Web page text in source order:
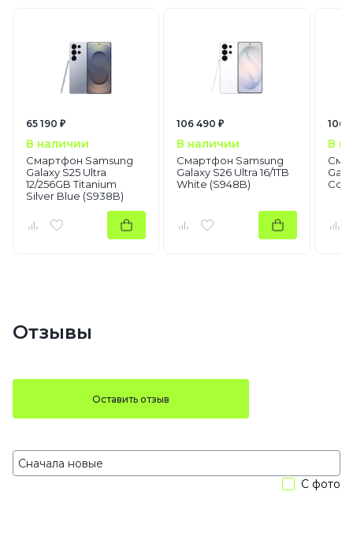
65 190 ₽
В наличии
Смартфон Samsung
Galaxy S25 Ultra
12/256GB Titanium
Silver Blue (S938B)
106 490 ₽
В наличии
Смартфон Samsung
Galaxy S26 Ultra 16/1TB
White (S948B)
106
В
Отзывы
Оставить отзыв
С фото